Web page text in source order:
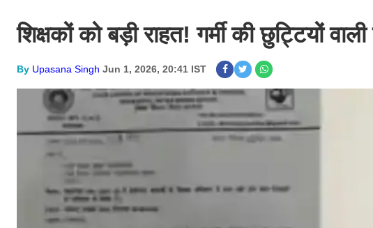
शिक्षकों को बड़ी राहत! गर्मी की छुट्टियों
By Upasana Singh Jun 1, 2026, 20:41 IST